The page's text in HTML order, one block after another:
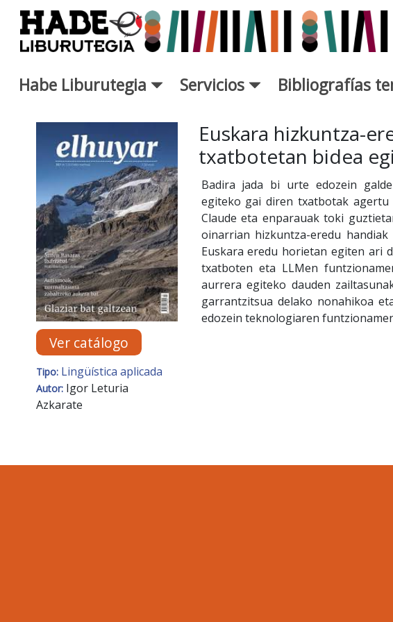
Saltar al contenido principal
Habe Liburutegia Servicios Bibliografías
Ficha de Novedades - Liburutegia
Ver catálogo
Tipo: Lingüística aplicada
Autor: Igor Leturia
Azkarate
Euskara hizkuntza-
txatbotetan bidea
Badira jada bi urte edozein
egiteko gai diren txatbotak agertu
Claude eta enparauak toki
oinarrian hizkuntza-­­­eredu
Euskara eredu horietan egiten ari
txatboten eta LLMen
aurrera egiteko dauden
garrantzitsua delako nonahikoa
edozein teknologiaren